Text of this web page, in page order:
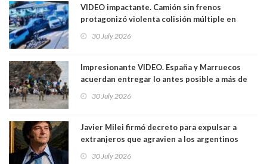
VIDEO impactante. Camión sin frenos
protagonizó violenta colisión múltiple en
30 July 2026
Impresionante VIDEO. España y Marruecos
acuerdan entregar lo antes posible a más de
avalancha y de manera irregular a territorio
30 July 2026
Javier Milei firmó decreto para expulsar a
extranjeros que agravien a los argentinos
30 July 2026